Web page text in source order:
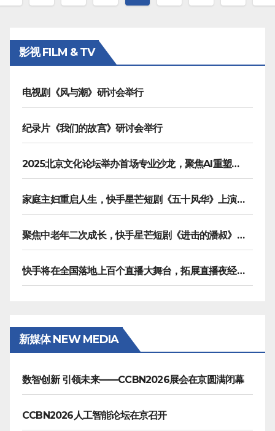
影视 FILM & TV
电视剧《风与潮》研讨会举行
纪录片《我们的故宫》研讨会举行
2025北京文化论坛举办首场专业沙龙，聚焦AI重塑内容生产
家庭主妇重启人生，快手星芒短剧《五十风华》上演中年大女主逆袭
聚焦中老年二次成长，快手星芒短剧《进击的潘叔》诠释银发力量
快手将在全国落地上百个直播大舞台，拓展直播夜经济生态
新媒体 NEW MEDIA
数智创新 引领未来——CCBN2026展会在京圆满闭幕
CCBN2026人工智能论坛在京召开